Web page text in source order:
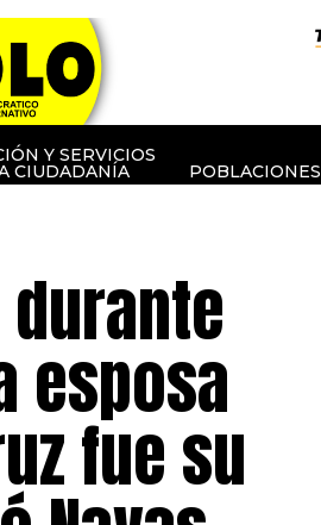
Y SERVICIOS
CIUDADANÍA POBLACIONES
esposa
fue su